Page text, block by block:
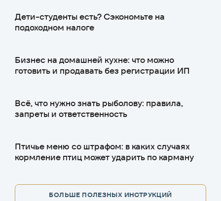
Дети-студенты есть? Сэкономьте на
подоходном налоге
Бизнес на домашней кухне: что можно
готовить и продавать без регистрации ИП
Всё, что нужно знать рыболову: правила,
запреты и ответственность
Птичье меню со штрафом: в каких случаях
кормление птиц может ударить по карману
БОЛЬШЕ ПОЛЕЗНЫХ ИНСТРУКЦИЙ